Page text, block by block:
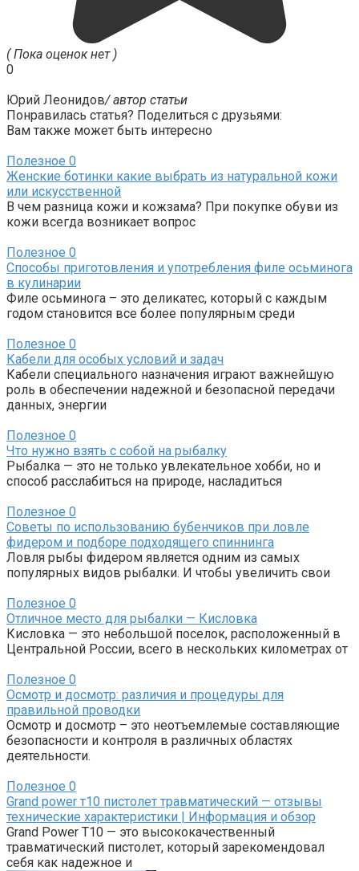
( Пока оценок нет )
0
Юрий Леонидов/ автор статьи
Понравилась статья? Поделиться с друзьями:
Вам также может быть интересно
Полезное 0
Женские ботинки какие выбрать из натуральной кожи
или искусственной
В чем разница кожи и кожзама? При покупке обуви из
кожи всегда возникает вопрос
Полезное 0
Способы приготовления и употребления филе осьминога
в кулинарии
Филе осьминога – это деликатес, который с каждым
годом становится все более популярным среди
Полезное 0
Кабели для особых условий и задач
Кабели специального назначения играют важнейшую
роль в обеспечении надежной и безопасной передачи
данных, энергии
Полезное 0
Что нужно взять с собой на рыбалку
Рыбалка — это не только увлекательное хобби, но и
способ расслабиться на природе, насладиться
Полезное 0
Советы по использованию бубенчиков при ловле
фидером и подборе подходящего спиннинга
Ловля рыбы фидером является одним из самых
популярных видов рыбалки. И чтобы увеличить свои
Полезное 0
Отличное место для рыбалки — Кисловка
Кисловка — это небольшой поселок, расположенный в
Центральной России, всего в нескольких километрах от
Полезное 0
Осмотр и досмотр: различия и процедуры для
правильной проводки
Осмотр и досмотр – это неотъемлемые составляющие
безопасности и контроля в различных областях
деятельности.
Полезное 0
Grand power т10 пистолет травматический — отзывы
технические характеристики | Информация и обзор
Grand Power T10 — это высококачественный
травматический пистолет, который зарекомендовал
себя как надежное и